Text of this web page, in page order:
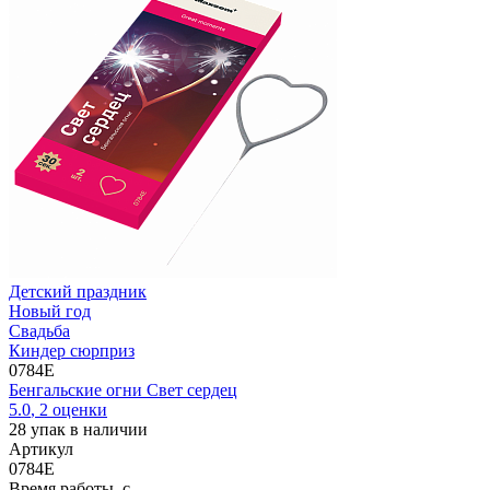
Детский праздник
Новый год
Свадьба
Киндер сюрприз
0784E
Бенгальские огни Свет сердец
5.0, 2 оценки
28 упак в наличии
Артикул
0784E